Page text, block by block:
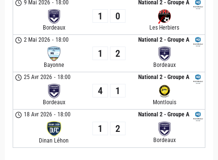
National 2 - Groupe A
9 Mai 2026 - 18:00
Bordeaux
1 0
Les Herbiers
National 2 - Groupe A
2 Mai 2026 - 18:00
Bayonne
1 2
Bordeaux
National 2 - Groupe A
25 Avr 2026 - 18:00
Bordeaux
4 1
Montlouis
National 2 - Groupe A
18 Avr 2026 - 18:00
Dinan Léhon
1 2
Bordeaux